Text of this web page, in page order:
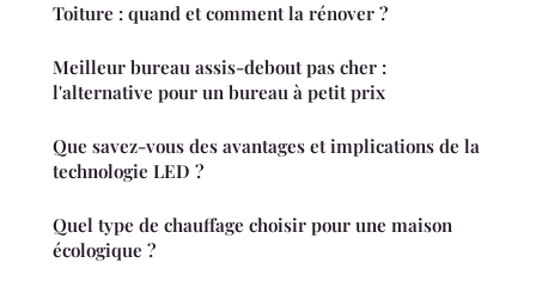
Toiture : quand et comment la rénover ?
Meilleur bureau assis-debout pas cher :
l'alternative pour un bureau à petit prix
Que savez-vous des avantages et implications de la
technologie LED ?
Quel type de chauffage choisir pour une maison
écologique ?